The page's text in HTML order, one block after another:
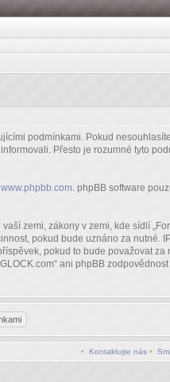
podmínkami. Pokud
Přesto je rozumné tyto
www.phpbb.com . phpBB software
zemi, zákony v zemi, kde sídlí
pokud bude uznáno za nutné.
pokud to bude považovat
ani phpBB
•
• Kontaktujte nás